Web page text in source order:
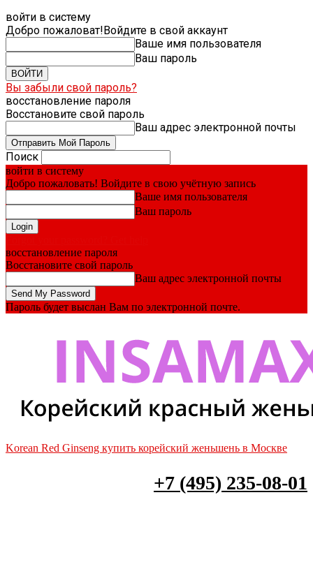
войти в систему
Добро пожаловат!Войдите в свой аккаунт
Ваше имя пользователя
Ваш пароль
Вы забыли свой пароль?
восстановление пароля
Восстановите свой пароль
Ваш адрес электронной почты
Поиск
войти в систему
Добро пожаловать! Войдите в свою учётную запись
Ваше имя пользователя
Ваш пароль
восстановление пароля
Восстановите свой пароль
Ваш адрес электронной почты
Пароль будет выслан Вам по электронной почте.
Korean Red Ginseng купить корейский женьшень в Москве
+7 (495) 235-08-01